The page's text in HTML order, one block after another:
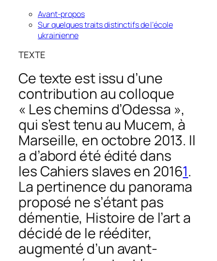
Avant-propos
Sur quelques traits distinctifs de l’école
ukrainienne
TEXTE
Ce texte est issu d’une
contribution au colloque
« Les chemins d’Odessa »,
qui s’est tenu au Mucem, à
Marseille, en octobre 2013. Il
a d’abord été édité dans
lesCahiers slaves en 20161.
La pertinence du panorama
proposé ne s’étant pas
démentie, Histoire de l’arta
décidé de le rééditer,
augmenté d’un avant-